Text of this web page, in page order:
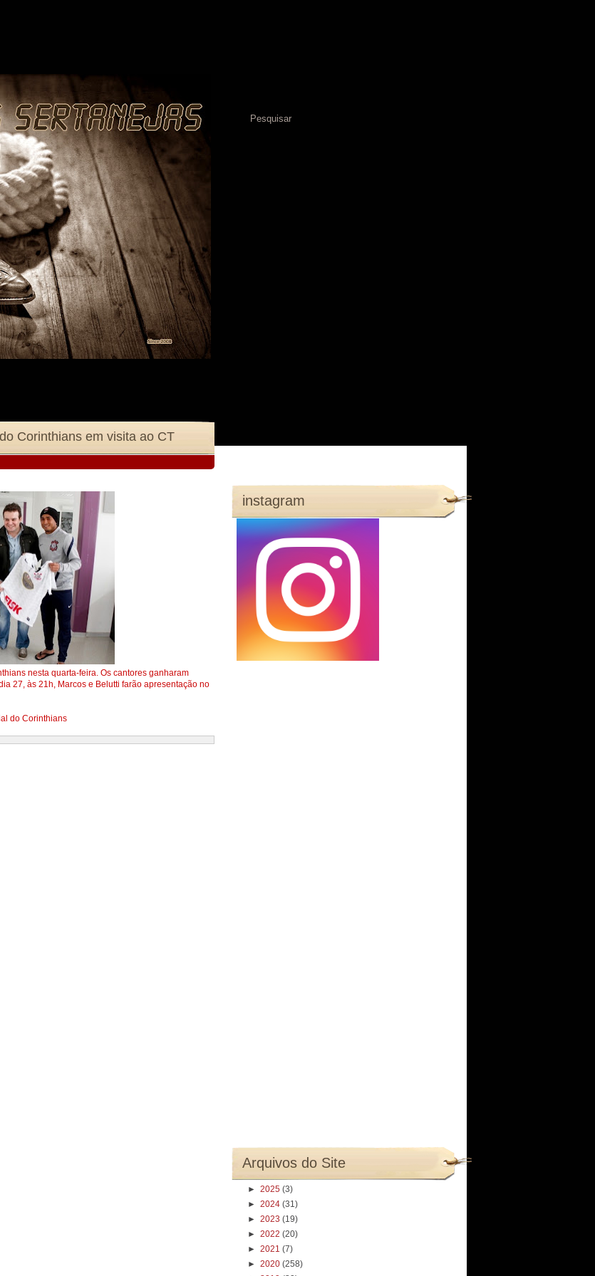
Corinthians em visita ao CT
nesta quarta-feira. Os cantores ganharam
27, às 21h, Marcos e Belutti farão apresentação no
do Corinthians
instagram
Arquivos do Site
► 2025 (3)
► 2024 (31)
► 2023 (19)
► 2022 (20)
► 2021 (7)
► 2020 (258)